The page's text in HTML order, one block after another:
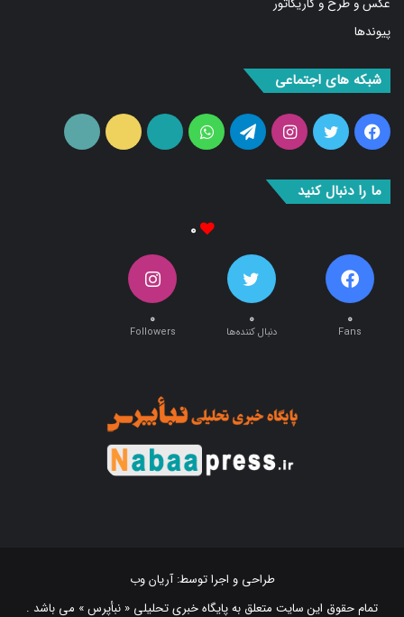
پیوندها
فیس
بوک
توییتراینستاگرامتلگرامواتس
آپ
آپارات ایتا
تمام حقوق این سایت متعلق به پایگاه خبری تحلیلی « نبأپرس » می باشد .